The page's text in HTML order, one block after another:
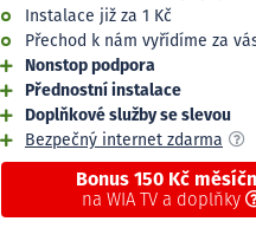
Instalace již za 1 Kč
Přechod k nám vyřídíme za
Nonstop podpora
Přednostní instalace
Doplňkové služby se slevou
Bezpečný internet zdarma
Bonus 150 Kč
na WIA TV a doplňky